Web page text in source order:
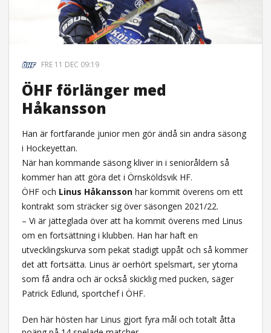
FRE 11 DEC 09:19
ÖHF förlänger med
Håkansson
Han är fortfarande junior men gör ändå sin andra säsong
i Hockeyettan.
När han kommande säsong kliver in i senioråldern så
kommer han att göra det i Örnsköldsvik HF.
ÖHF och Linus Håkanssonhar kommit överens om ett
kontrakt som sträcker sig över säsongen 2021/22.
– Vi är jätteglada över att ha kommit överens med Linus
om en fortsättning i klubben. Han har haft en
utvecklingskurva som pekat stadigt uppåt och så kommer
det att fortsätta. Linus är oerhört spelsmart, ser ytorna
som få andra och är också skicklig med pucken, säger
Patrick Edlund, sportchef i ÖHF.
Den här hösten har Linus gjort fyra mål och totalt åtta